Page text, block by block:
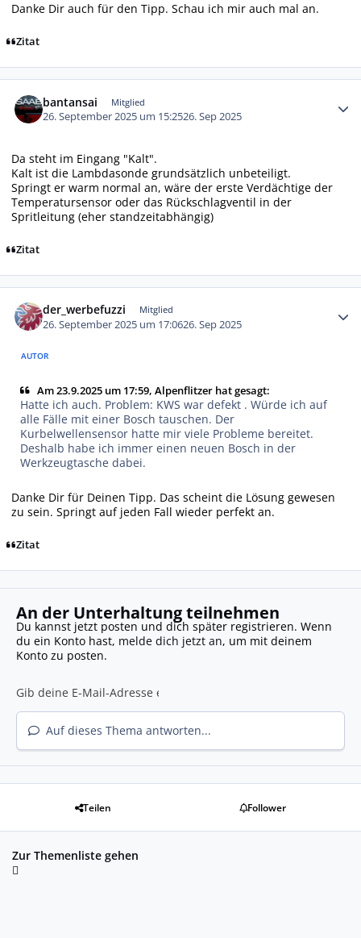
Danke Dir auch für den Tipp. Schau ich mir auch mal an.
Zitat
bantansai Mitglied
26. September 2025 um 15:2526. Sep 2025
Da steht im Eingang "Kalt".
Kalt ist die Lambdasonde grundsätzlich unbeteiligt.
Springt er warm normal an, wäre der erste Verdächtige der
Temperatursensor oder das Rückschlagventil in der
Spritleitung (eher standzeitabhängig)
Zitat
der_werbefuzzi Mitglied
26. September 2025 um 17:0626. Sep 2025
AUTOR
Am 23.9.2025 um 17:59, Alpenflitzer hat gesagt:
Hatte ich auch. Problem: KWS war defekt . Würde ich auf
alle Fälle mit einer Bosch tauschen. Der
Kurbelwellensensor hatte mir viele Probleme bereitet.
Deshalb habe ich immer einen neuen Bosch in der
Werkzeugtasche dabei.
Danke Dir für Deinen Tipp. Das scheint die Lösung gewesen
zu sein. Springt auf jeden Fall wieder perfekt an.
Zitat
An der Unterhaltung teilnehmen
Du kannst jetzt posten und dich später registrieren. Wenn
du ein Konto hast, melde dich jetzt an, um mit deinem
Konto zu posten.
Auf dieses Thema antworten...
Teilen Follower
Zur Themenliste gehen